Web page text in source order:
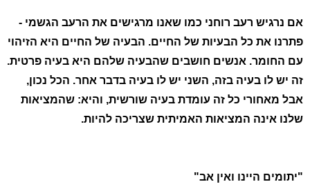
אם נרגיש רעב רוחני כמו שאנו מרגישים את הרעב הגשמי -
פתרנו את כל הבעיות של החיים. הבעיה של החיים היא הזיהוי
עם החומר. אנשים חושבים שהבעיה שלהם היא בעיה פרטית.
זה יש לו בעיה בזה, השני יש לו בעיה בדבר אחר. הכל נכון,
אבל מאחורי כל זה עומדת בעיה שורשית, והיא: שהמציאות
שלנו אינה המציאות האמיתית שצריכה להיות.
"יתומים היינו ואין אב"